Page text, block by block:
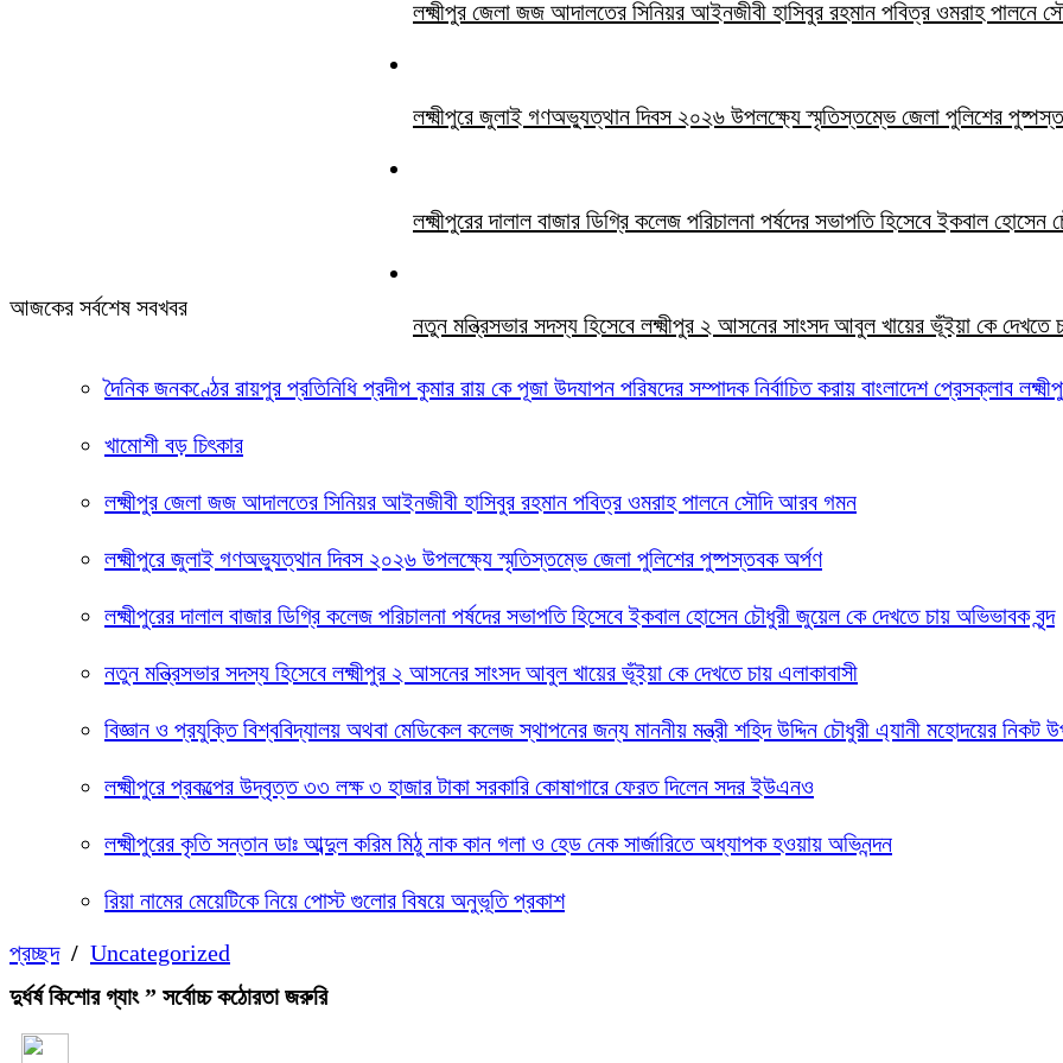
লক্ষ্মীপুর জেলা জজ আদালতের সিনিয়র আইনজীবী হাসিবুর রহমান পবিত্র ওমরাহ পালনে
লক্ষ্মীপুরে জুলাই গণঅভ্যুত্থান দিবস ২০২৬ উপলক্ষ্যে স্মৃতিস্তম্ভে জেলা পুলিশের
লক্ষ্মীপুরের দালাল বাজার ডিগ্রি কলেজ পরিচালনা পর্ষদের সভাপতি হিসেবে ইকবাল
নতুন মন্ত্রিসভার সদস্য হিসেবে লক্ষ্মীপুর ২ আসনের সাংসদ আবুল খায়ের ভূঁইয়া কে দেখতে
আজকের সর্বশেষ সবখবর
দৈনিক জনকণ্ঠের রায়পুর প্রতিনিধি প্রদীপ কুমার রায় কে পূজা উদযাপন পরিষদের সম্পাদক নির্বাচিত করায় বাংলাদেশ প্রেসক্লাব
খামোশী বড় চিৎকার
লক্ষ্মীপুর জেলা জজ আদালতের সিনিয়র আইনজীবী হাসিবুর রহমান পবিত্র ওমরাহ পালনে সৌদি আরব গমন
লক্ষ্মীপুরে জুলাই গণঅভ্যুত্থান দিবস ২০২৬ উপলক্ষ্যে স্মৃতিস্তম্ভে জেলা পুলিশের পুষ্পস্তবক অর্পণ
লক্ষ্মীপুরের দালাল বাজার ডিগ্রি কলেজ পরিচালনা পর্ষদের সভাপতি হিসেবে ইকবাল হোসেন চৌধুরী জুয়েল কে দেখতে চায় অভিভাবক বৃন্দ
নতুন মন্ত্রিসভার সদস্য হিসেবে লক্ষ্মীপুর ২ আসনের সাংসদ আবুল খায়ের ভূঁইয়া কে দেখতে চায় এলাকাবাসী
বিজ্ঞান ও প্রযুক্তি বিশ্ববিদ্যালয় অথবা মেডিকেল কলেজ স্থাপনের জন্য মাননীয় মন্ত্রী শহিদ উদ্দিন চৌধুরী এ্যানী মহোদয়ের নিকট
লক্ষ্মীপুরে প্রকল্পের উদ্বৃত্ত ৩৩ লক্ষ ৩ হাজার টাকা সরকারি কোষাগারে ফেরত দিলেন সদর ইউএনও
লক্ষ্মীপুরের কৃতি সন্তান ডাঃ আব্দুল করিম মিঠু নাক কান গলা ও হেড নেক সার্জারিতে অধ্যাপক হওয়ায় অভিনন্দন
রিয়া নামের মেয়েটিকে নিয়ে পোস্ট গুলোর বিষয়ে অনুভূতি প্রকাশ
প্রচ্ছদ/ Uncategorized
দুর্ধর্ষ কিশোর গ্যাং ” সর্বোচ্চ কঠোরতা জরুরি